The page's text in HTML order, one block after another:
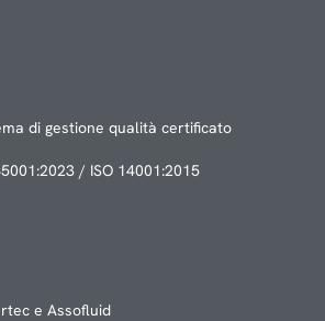
di gestione qualità certificato
/ ISO 14001:2015
e Assofluid